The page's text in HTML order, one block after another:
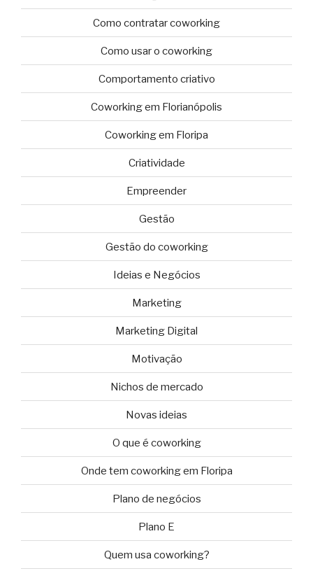
Como contratar coworking
Como usar o coworking
Comportamento criativo
Coworking em Florianópolis
Coworking em Floripa
Criatividade
Empreender
Gestão
Gestão do coworking
Ideias e Negócios
Marketing
Marketing Digital
Motivação
Nichos de mercado
Novas ideias
O que é coworking
Onde tem coworking em Floripa
Plano de negócios
Plano E
Quem usa coworking?